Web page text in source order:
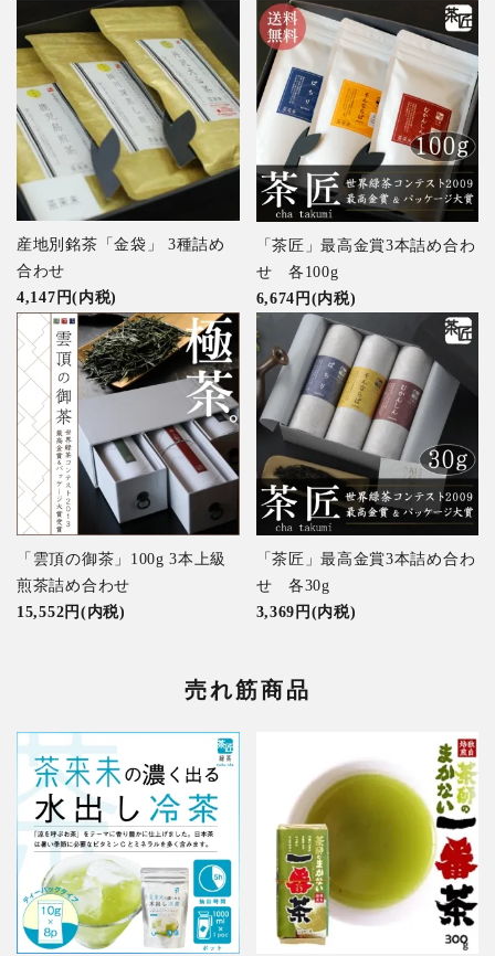
産地別銘茶「金袋」 3種詰め
合わせ
4,147円(内税)
「茶匠」最高金賞3本詰め合わ
せ 各100g
6,674円(内税)
「雲頂の御茶」100g 3本上級
煎茶詰め合わせ
15,552円(内税)
「茶匠」最高金賞3本詰め合わ
せ 各30g
3,369円(内税)
売れ筋商品